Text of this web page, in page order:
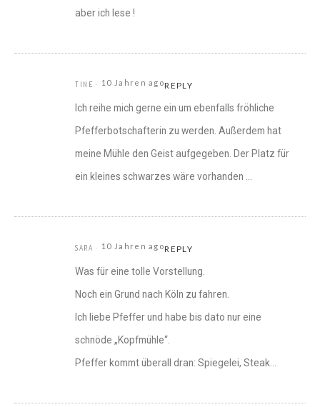
aber ich lese !
TINE 10 Jahren agoREPLY
Ich reihe mich gerne ein um ebenfalls fröhliche
Pfefferbotschafterin zu werden. Außerdem hat
meine Mühle den Geist aufgegeben. Der Platz für
ein kleines schwarzes wäre vorhanden …
SARA 10 Jahren agoREPLY
Was für eine tolle Vorstellung.
Noch ein Grund nach Köln zu fahren.
Ich liebe Pfeffer und habe bis dato nur eine
schnöde „Kopfmühle“.
Pfeffer kommt überall dran: Spiegelei, Steak…